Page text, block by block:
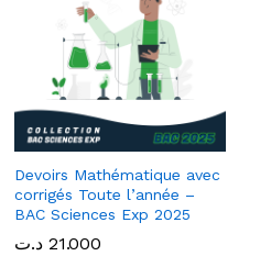
Devoirs Mathématique avec
corrigés Toute l’année –
BAC Sciences Exp 2025
21.000 د.ت 21.000 د.ت